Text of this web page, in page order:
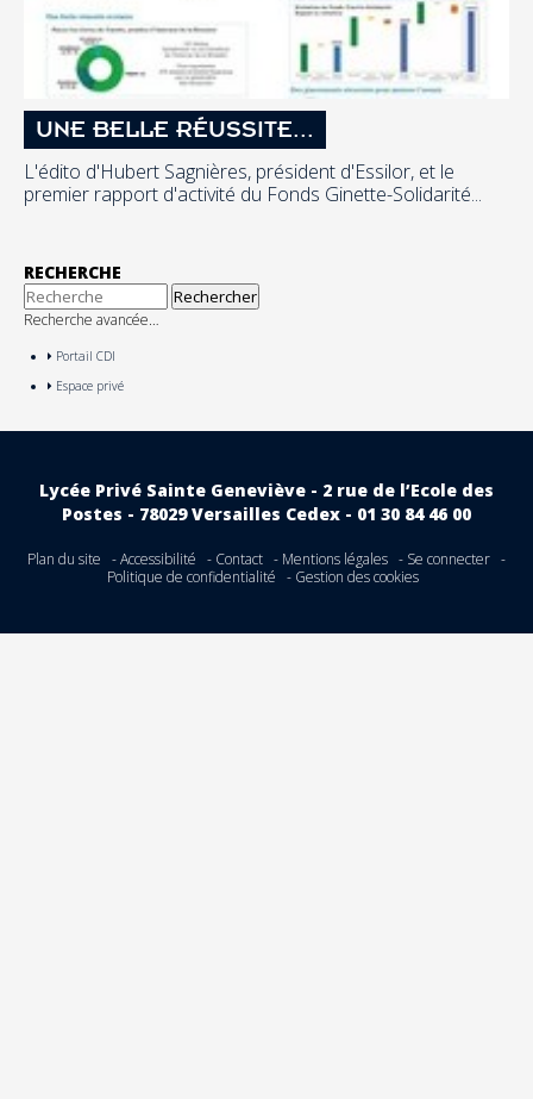
UNE BELLE RÉUSSITE...
L'édito d'Hubert Sagnières, président d'Essilor, et le
premier rapport d'activité du Fonds Ginette-Solidarité...
RECHERCHE
Recherche avancée…
Portail CDI
Espace privé
Lycée Privé Sainte Geneviève - 2 rue de l’Ecole des
Postes - 78029 Versailles Cedex - 01 30 84 46 00
Plan du site Accessibilité Contact Mentions légales
Se connecter
Politique de confidentialité
Gestion des cookies